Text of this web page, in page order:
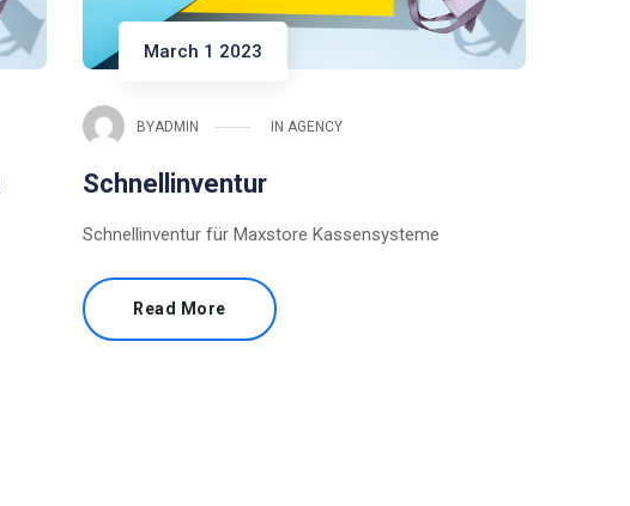
March 1 2023
BYADMIN IN AGENCY
Schnellinventur
Schnellinventur für Maxstore Kassensysteme
Read More